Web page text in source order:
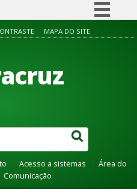
Simplifique!
Acesso à informação
Canais
MAPA DO SITE
Acesso a sistemas
Área do
Comunicação